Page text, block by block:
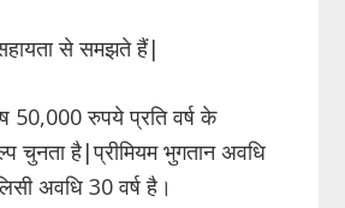
से समझते हैं|
50,000 रुपये प्रति वर्ष के
चुनता है|प्रीमियम भुगतान अवधि
अवधि 30 वर्ष है।